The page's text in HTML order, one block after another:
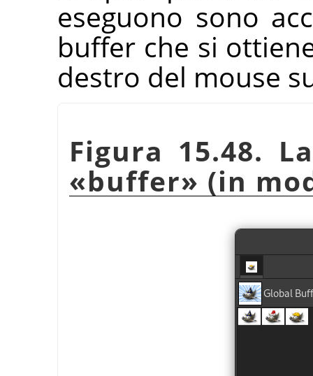
eseguono sono
buffer che si
destro del mouse
Figura 15.48.
«buffer» (in